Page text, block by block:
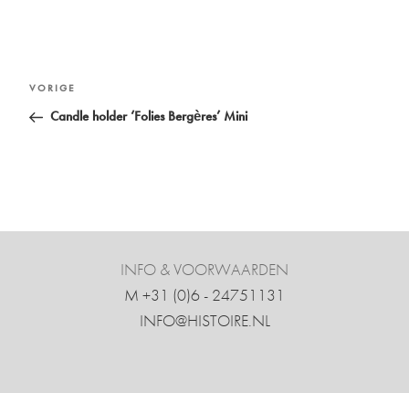
Bericht
navigatie
Vorig
bericht
VORIGE
Candle holder ‘Folies Bergères’ Mini
INFO & VOORWAARDEN
M +31 ‍(0)6 - 24751131
INFO@HISTOIRE.NL